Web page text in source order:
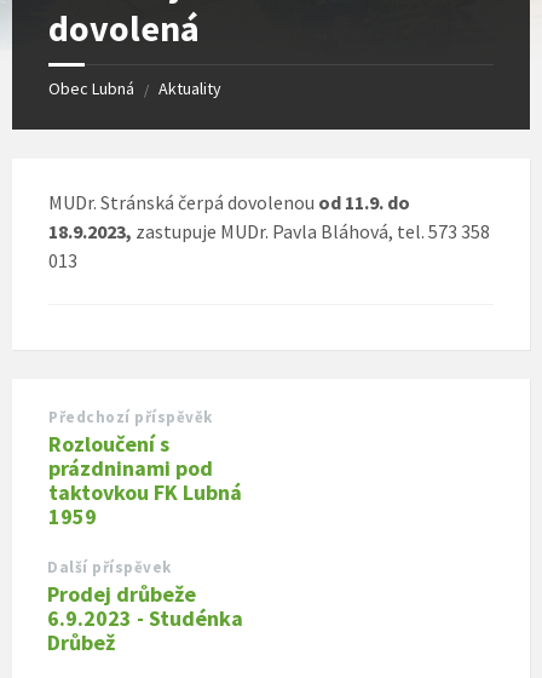
dovolená
Obec Lubná / Aktuality
MUDr. Stránská čerpá dovolenou od 11.9. do
18.9.2023, zastupuje MUDr. Pavla Bláhová, tel. 573 358
013
Předchozí příspěvěk
Rozloučení s
prázdninami pod
taktovkou FK Lubná
1959
Další příspěvek
Prodej drůbeže
6.9.2023 - Studénka
Drůbež